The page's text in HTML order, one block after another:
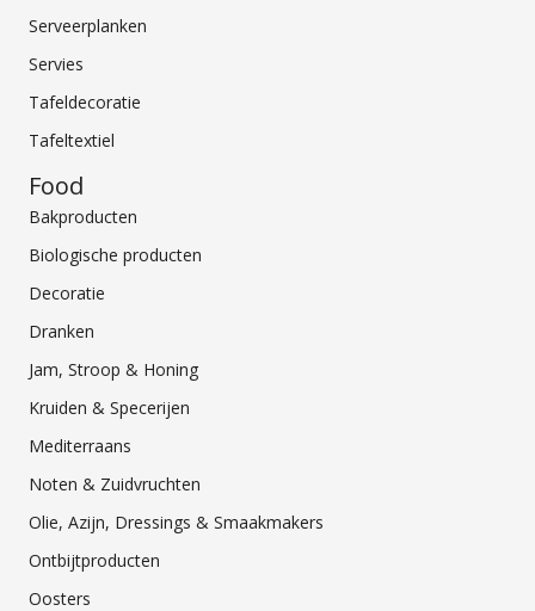
Serveerplanken
Servies
Tafeldecoratie
Tafeltextiel
Food
Bakproducten
Biologische producten
Decoratie
Dranken
Jam, Stroop & Honing
Kruiden & Specerijen
Mediterraans
Noten & Zuidvruchten
Olie, Azijn, Dressings & Smaakmakers
Ontbijtproducten
Oosters